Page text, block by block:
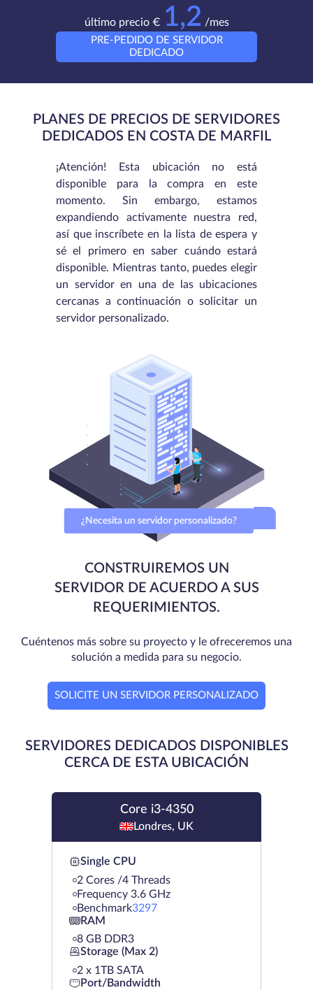
último precio € 1,2 /mes
PRE-PEDIDO DE SERVIDOR
DEDICADO
PLANES DE PRECIOS DE SERVIDORES
DEDICADOS EN COSTA DE MARFIL
¡Atención! Esta ubicación no está
disponible para la compra en este
momento. Sin embargo, estamos
expandiendo activamente nuestra red,
así que inscríbete en la lista de espera y
sé el primero en saber cuándo estará
disponible. Mientras tanto, puedes elegir
un servidor en una de las ubicaciones
cercanas a continuación o solicitar un
servidor personalizado.
¿Necesita un servidor personalizado?
CONSTRUIREMOS UN
SERVIDOR DE ACUERDO A SUS
REQUERIMIENTOS.
Cuéntenos más sobre su proyecto y le ofreceremos una
solución a medida para su negocio.
SOLICITE UN SERVIDOR PERSONALIZADO
SERVIDORES DEDICADOS DISPONIBLES
CERCA DE ESTA UBICACIÓN
Core i3-4350
Londres, UK
Single CPU
2 Cores /4 Threads
Frequency 3.6 GHz
Benchmark3297
RAM
8 GB DDR3
Storage (Max 2)
2 х 1TB SATA
Port/Bandwidth